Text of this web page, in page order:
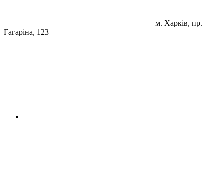
м. Харків, пр.
Гагаріна, 123